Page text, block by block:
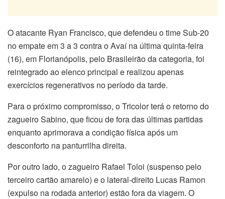
O atacante Ryan Francisco, que defendeu o time Sub-20
no empate em 3 a 3 contra o Avaí na última quinta-feira
(16), em Florianópolis, pelo Brasileirão da categoria, foi
reintegrado ao elenco principal e realizou apenas
exercícios regenerativos no período da tarde.
Para o próximo compromisso, o Tricolor terá o retorno do
zagueiro Sabino, que ficou de fora das últimas partidas
enquanto aprimorava a condição física após um
desconforto na panturrilha direita.
Por outro lado, o zagueiro Rafael Toloi (suspenso pelo
terceiro cartão amarelo) e o lateral-direito Lucas Ramon
(expulso na rodada anterior) estão fora da viagem. O